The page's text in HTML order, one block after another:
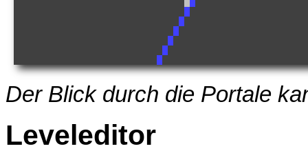
Der Blick durch die Portale
Leveleditor